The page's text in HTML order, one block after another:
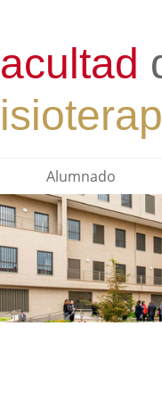
Alumnado